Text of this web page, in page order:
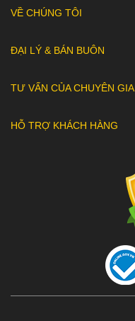
VỀ CHÚNG TÔI
ĐẠI LÝ & BÁN BUÔN
TƯ VẤN CỦA CHUYÊN GIA
HỖ TRỢ KHÁCH HÀNG